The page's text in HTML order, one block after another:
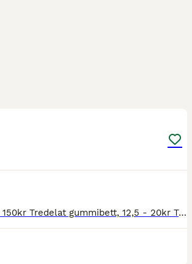
Läder bett, 12,5 - 150kr Tredelat gummibett, 12,5 - 20kr Tredelat gummibett med pessoa, 12,5 - 30kr